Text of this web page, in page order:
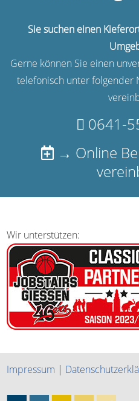
Sie suchen einen
Gerne können Sie einen
telefonisch unter folgender
0641-
→ Online
Wir unterstützen:
Impressum |